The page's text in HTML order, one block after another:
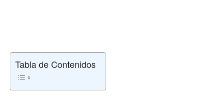
Tabla de Contenidos